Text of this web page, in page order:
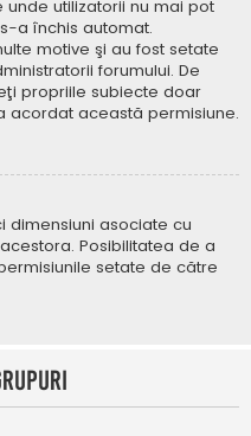
utilizatorii nu mai pot
a închis automat.
motive şi au fost setate
forumului. De
propriile subiecte doar
acordat această permisiune.
dimensiuni asociate cu
Posibilitatea de a
setate de către